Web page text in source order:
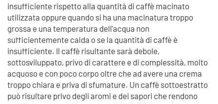
insufficiente rispetto alla quantità di caffè macinato
utilizzata oppure quando si ha una macinatura troppo
grossa e una temperatura dell'acqua non
sufficientemente calda o se la quantità di caffè è
insufficiente. Il caffè risultante sarà debole,
sottosviluppato, privo di carattere e di complessità, molto
acquoso e con poco corpo oltre che ad avere una crema
troppo chiara e priva di sfumature. Un caffè sottoestratto
può risultare privo degli aromi e dei sapori che rendono